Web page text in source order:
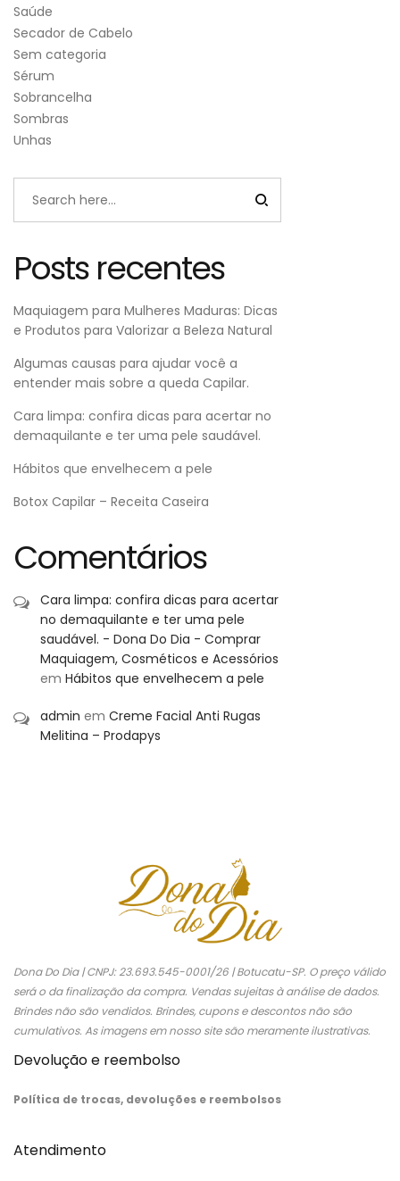
Saúde
Secador de Cabelo
Sem categoria
Sérum
Sobrancelha
Sombras
Unhas
Posts recentes
Maquiagem para Mulheres Maduras: Dicas
e Produtos para Valorizar a Beleza Natural
Algumas causas para ajudar você a
entender mais sobre a queda Capilar.
Cara limpa: confira dicas para acertar no
demaquilante e ter uma pele saudável.
Hábitos que envelhecem a pele
Botox Capilar – Receita Caseira
Comentários
Cara limpa: confira dicas para acertar
no demaquilante e ter uma pele
saudável. - Dona Do Dia - Comprar
Maquiagem, Cosméticos e Acessórios
em Hábitos que envelhecem a pele
admin em Creme Facial Anti Rugas
Melitina – Prodapys
Dona Do Dia | CNPJ: 23.693.545-0001/26 | Botucatu-SP. O preço válido
será o da finalização da compra. Vendas sujeitas à análise de dados.
Brindes não são vendidos. Brindes, cupons e descontos não são
cumulativos. As imagens em nosso site são meramente ilustrativas.
Devolução e reembolso
Política de trocas, devoluções e reembolsos
Atendimento